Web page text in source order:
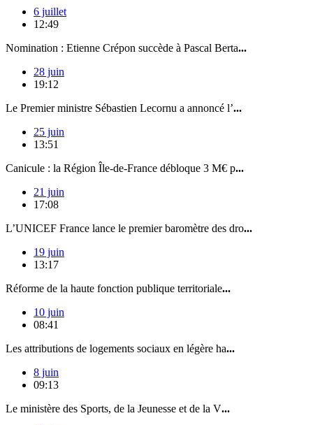
6 juillet
12:49
Nomination : Etienne Crépon succède à Pascal Berta...
28 juin
19:12
Le Premier ministre Sébastien Lecornu a annoncé l’...
25 juin
13:51
Canicule : la Région Île-de-France débloque 3 M€ p...
21 juin
17:08
L’UNICEF France lance le premier baromètre des dro...
19 juin
13:17
Réforme de la haute fonction publique territoriale...
10 juin
08:41
Les attributions de logements sociaux en légère ha...
8 juin
09:13
Le ministère des Sports, de la Jeunesse et de la V...